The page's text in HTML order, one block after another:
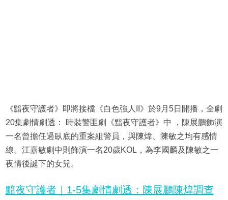
《黯夜守護者》即將接檔《白色強人II》於9月5日開播，全劇
20集劇情劇透： 時裝警匪劇《黯夜守護者》中 ，陳展鵬飾演
一名曾擔任過臥底的重案組警員，與陳煒、陳敏之均有感情
線。江嘉敏劇中則飾演一名20歲KOL，為李國麟及陳敏之一
夜情後誕下的女兒。
黯夜守護者｜1-5集劇情劇透：陳展鵬陳煒調查